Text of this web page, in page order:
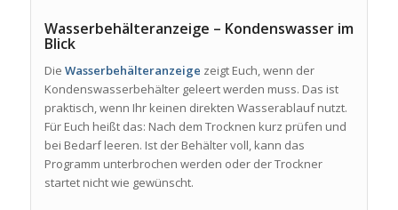
Wasserbehälteranzeige – Kondenswasser im
Blick
Die Wasserbehälteranzeige zeigt Euch, wenn der
Kondenswasserbehälter geleert werden muss. Das ist
praktisch, wenn Ihr keinen direkten Wasserablauf nutzt.
Für Euch heißt das: Nach dem Trocknen kurz prüfen und
bei Bedarf leeren. Ist der Behälter voll, kann das
Programm unterbrochen werden oder der Trockner
startet nicht wie gewünscht.